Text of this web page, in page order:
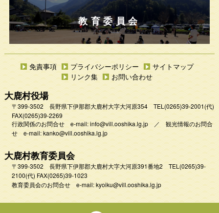
教育委員会
免責事項 プライバシーポリシー
サイトマップ
リンク集
お問い合わせ
大鹿村役場
〒399-3502 長野県下伊那郡大鹿村大字大河原354 TEL (0265)39-2001(代)
FAX(0265)39-2269
行政関係のお問合せ e-mail:info@vill.ooshika.lg.jp／ 観光情報のお問合
せ e-mail:kanko@vill.ooshika.lg.jp
大鹿村教育委員会
〒399-3502 長野県下伊那郡大鹿村大字大河原391番地2 TEL (0265)39-
2100(代) FAX(0265)39-1023
教育委員会のお問合せ e-mail:kyoiku@vill.ooshika.lg.jp